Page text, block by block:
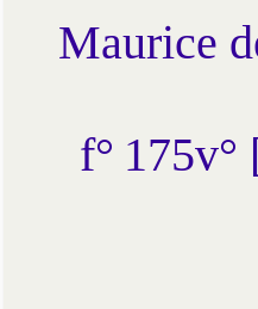
Maurice
f°